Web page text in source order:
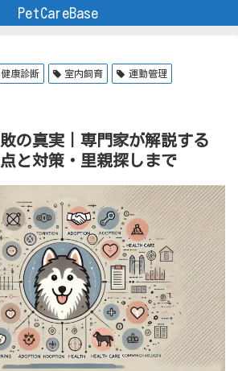
PetCareBase
健康診断 室内飼育 運動管理
の真実｜専門家が解説する
と対策・里親探しまで